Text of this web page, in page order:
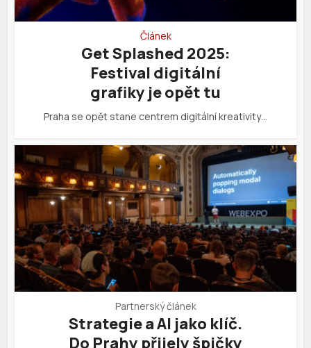
Článek
Get Splashed 2025:
Festival digitální
grafiky je opět tu
Praha se opět stane centrem digitální kreativity…
Partnerský článek
Strategie a AI jako klíč.
Do Prahy přijely špičky